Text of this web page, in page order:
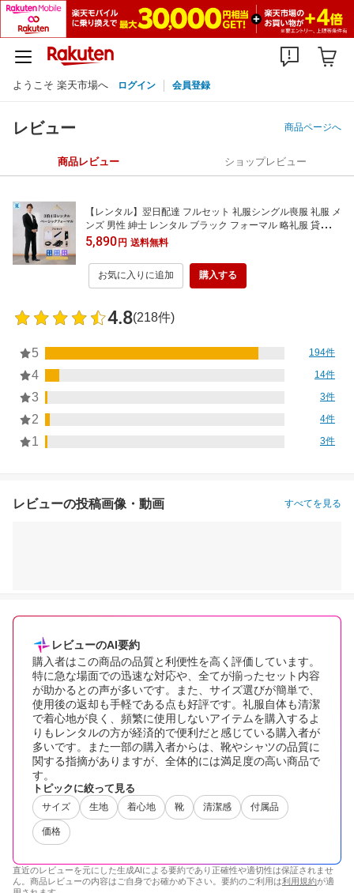
ようこそ 楽天市場へ ログイン 会員登録
レビュー 商品ページへ
商品レビュー ショップレビュー
【レンタル】翌日配達 フルセット 礼服シングル喪服 礼服 メ
ンズ 男性 紳士 レンタル ブラック フォーマル 略礼服 貸衣装
結婚式 披露宴 葬式 葬儀 通夜 法事 七五三 卒業式 入学式 オ
ールシーズン 安い 早い ストレッチ 夏物 夏用 ワイシャツ 靴
Y体 A体 AB体 BB体 EK
5,890円 送料無料
お気に入りに追加 購入する
4.8(218件)
5 194件
4 14件
3 3件
2 4件
1 3件
レビューの投稿画像・動画 すべてを見る
レビューのAI要約
購入者はこの商品の品質と利便性を高く評価しています。
特に急な場面での迅速な対応や、全てが揃ったセット内容
が助かるとの声が多いです。また、サイズ選びが簡単で、
使用後の返却も手軽である点も好評です。礼服自体も清潔
で着心地が良く、頻繁に使用しないアイテムを購入するよ
りもレンタルの方が経済的で便利だと感じている購入者が
多いです。また一部の購入者からは、靴やシャツの品質に
関する指摘がありますが、全体的には満足度の高い商品で
す。
トピックに絞って見る
サイズ 生地 着心地 靴 清潔感 付属品
価格
直近のレビューを元にした生成AIによる要約であり正確性や適切性は保証されませ
ん。商品レビューの内容はご自身でお確かめ下さい。要約のご利用は利用規約が適